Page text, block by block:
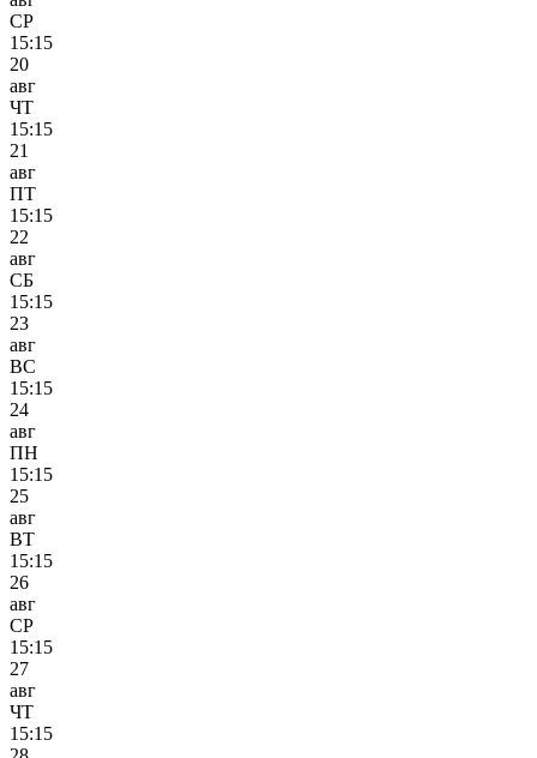
СР
15:15
20
авг
ЧТ
15:15
21
авг
ПТ
15:15
22
авг
СБ
15:15
23
авг
ВС
15:15
24
авг
ПН
15:15
25
авг
ВТ
15:15
26
авг
СР
15:15
27
авг
ЧТ
15:15